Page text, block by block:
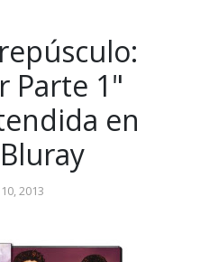
Parte 1"
en
2013